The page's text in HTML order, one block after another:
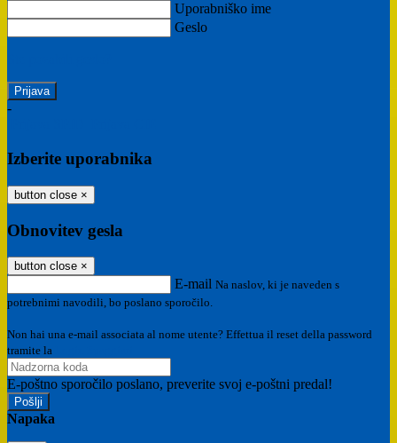
Uporabniško ime
Geslo
-
Izberite uporabnika
button close ×
Obnovitev gesla
button close ×
E-mail Na naslov, ki je naveden s
potrebnimi navodili, bo poslano sporočilo.
Non hai una e-mail associata al nome utente? Effettua il reset della password
tramite la
E-poštno sporočilo poslano, preverite svoj e-poštni predal!
Napaka